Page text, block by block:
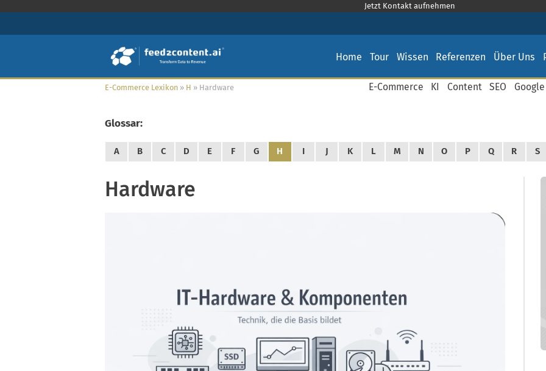
Jetzt Kontakt aufnehmen
Home Tour Wissen Referenzen Über Uns
E-Commerce Lexikon » H » Hardware E-Commerce KI Content SEO
Glossar:
A B C D E F G H I J K L M N O P Q R S
Hardware